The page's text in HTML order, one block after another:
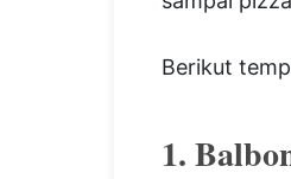
Berikut
1.